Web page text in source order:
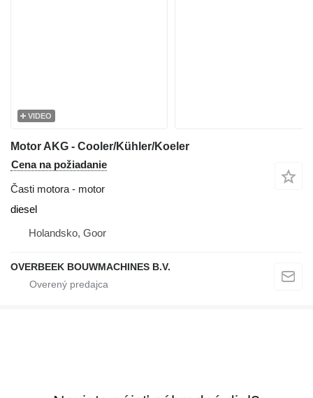
VIDEO
Motor AKG - Cooler/Kühler/Koeler
Cena na požiadanie
Časti motora - motor
diesel
Holandsko, Goor
OVERBEEK BOUWMACHINES B.V.